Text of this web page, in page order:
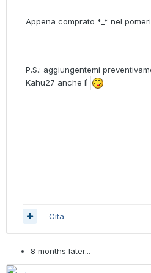
Appena comprato *_* nel
P.S.: aggiungentemi
Kahu27 anche lì
Cita
8 months later...